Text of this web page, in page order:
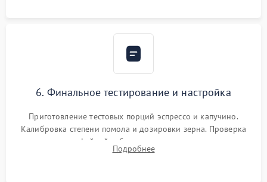
6. Финальное тестирование и настройка
Приготовление тестовых порций эспрессо и капучино.
Калибровка степени помола и дозировки зерна. Проверка
плотности кофейной таблетки, температуры напитка и
качества молочной пены. Контроль отсутствия посторонних
Подробнее